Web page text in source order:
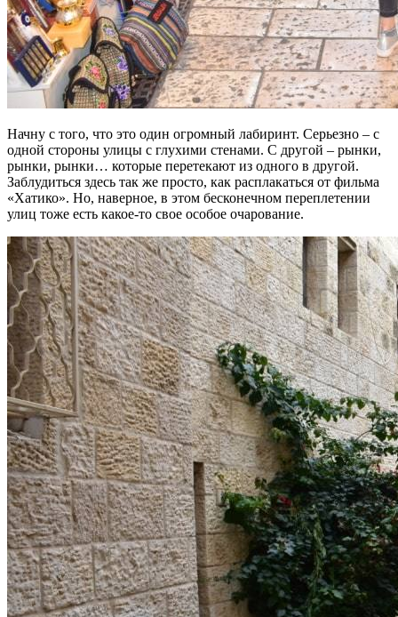
Начну с того, что это один огромный лабиринт. Серьезно – с
одной стороны улицы с глухими стенами. С другой – рынки,
рынки, рынки… которые перетекают из одного в другой.
Заблудиться здесь так же просто, как расплакаться от фильма
«Хатико». Но, наверное, в этом бесконечном переплетении
улиц тоже есть какое-то свое особое очарование.